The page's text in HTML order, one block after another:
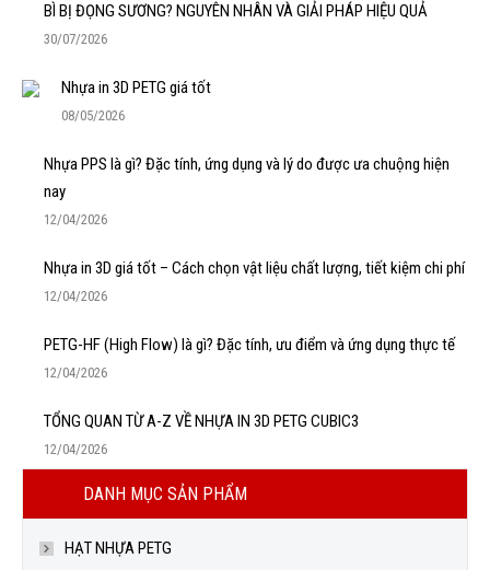
BÌ BỊ ĐỌNG SƯƠNG? NGUYÊN NHÂN VÀ GIẢI PHÁP HIỆU QUẢ
30/07/2026
Nhựa in 3D PETG giá tốt
08/05/2026
Nhựa PPS là gì? Đặc tính, ứng dụng và lý do được ưa chuộng hiện
nay
12/04/2026
Nhựa in 3D giá tốt – Cách chọn vật liệu chất lượng, tiết kiệm chi phí
12/04/2026
PETG-HF (High Flow) là gì? Đặc tính, ưu điểm và ứng dụng thực tế
12/04/2026
TỔNG QUAN TỪ A-Z VỀ NHỰA IN 3D PETG CUBIC3
12/04/2026
DANH MỤC SẢN PHẨM
HẠT NHỰA PETG